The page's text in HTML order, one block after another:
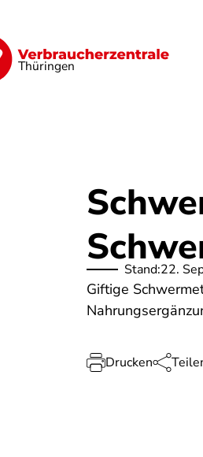
ThüringenDigitales
Stand:22.
Giftige
Drucken